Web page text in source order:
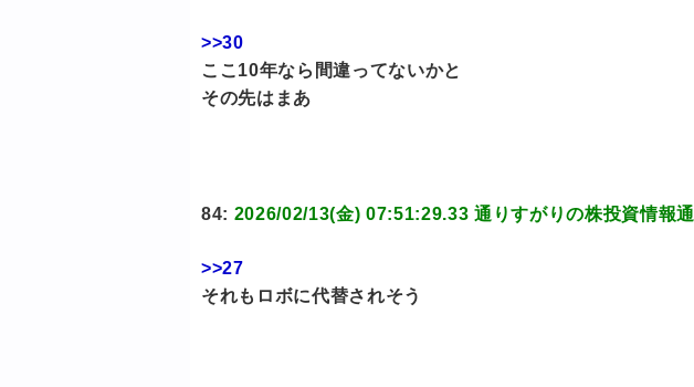
>>30
ここ10年なら間違ってないかと
その先はまあ
84: 2026/02/13(金) 07:51:29.33 通りすがりの株投資情報通
>>27
それもロボに代替されそう